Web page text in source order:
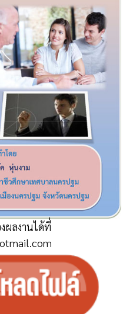
ผลงานได้ที่